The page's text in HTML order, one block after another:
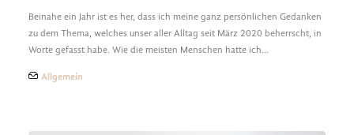
Beinahe ein Jahr ist es her, dass ich meine ganz persönlichen Gedanken
zu dem Thema, welches unser aller Alltag seit März 2020 beherrscht, in
Worte gefasst habe. Wie die meisten Menschen hatte ich…
Allgemein